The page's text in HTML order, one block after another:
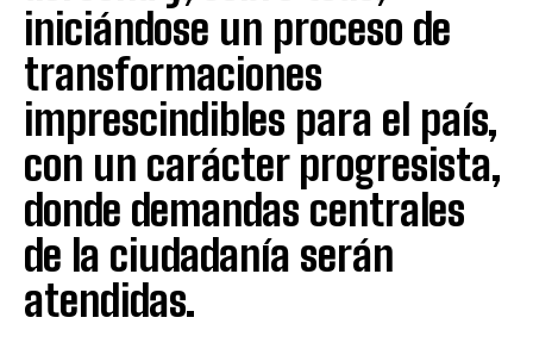
iniciándose un proceso de
transformaciones
imprescindibles para el país,
con un carácter progresista,
donde demandas centrales
de la ciudadanía serán
atendidas.